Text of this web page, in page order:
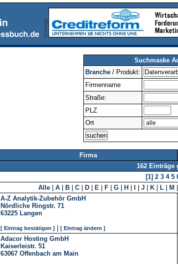
Suchmaske
Branche/ Produkt:
Firmenname
Straße:
PLZ
Ort
Firma
162 Einträge
[1] 2 3 4 5
Alle
A B C D E F G H J K L M
A-Z Analytik-Zubehör GmbH
Nördliche Ringstr. 71
63225 Langen
[ Eintrag bestätigen ] [ Eintrag ändern ]
Adacor Hosting GmbH
Kaiserleistr. 51
63067 Offenbach am Main